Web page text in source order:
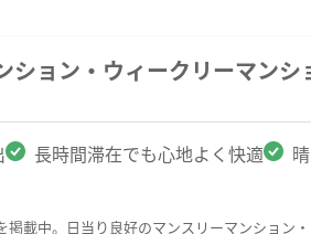
ョン・ウィークリーマンシ
長時間滞在でも心地よく快適
載中。日当り良好のマンスリーマンション